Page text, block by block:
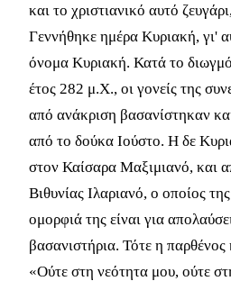
και το χριστιανικό αυτό
Γεννήθηκε ημέρα Κυριακή, γι'
όνομα Κυριακή. Κατά το
έτος 282 μ.Χ., οι γονείς της
από ανάκριση βασανίστηκαν
από το δούκα Ιούστο. Η δε
στον Καίσαρα Μαξιμιανό, και
Βιθυνίας Ιλαριανό, ο οποίος
ομορφιά της είναι για
βασανιστήρια. Τότε η
«Ούτε στη νεότητα μου, ούτε